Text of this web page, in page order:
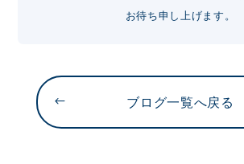
お待ち申し上げます。
ブログ一覧へ戻る